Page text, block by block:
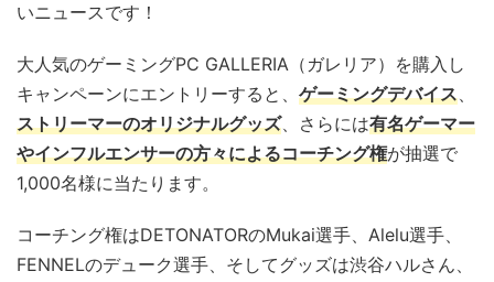
いニュースです！
大人気のゲーミングPC GALLERIA（ガレリア）を購入し
キャンペーンにエントリーすると、 ゲーミングデバイス、
ストリーマーのオリジナルグッズ、さらには有名ゲーマー
やインフルエンサーの方々によるコーチング権が抽選で
1,000名様に当たります。
コーチング権はDETONATORのMukai選手、Alelu選手、
FENNELのデューク選手、そしてグッズは渋谷ハルさん、